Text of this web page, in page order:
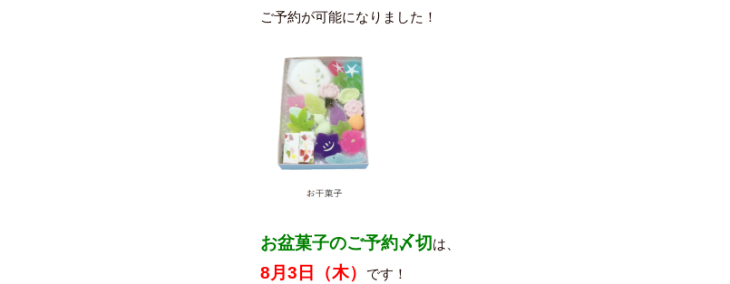
ご予約が可能になりました！
お盆菓子のご予約〆切 は、
8月3日（木） です！